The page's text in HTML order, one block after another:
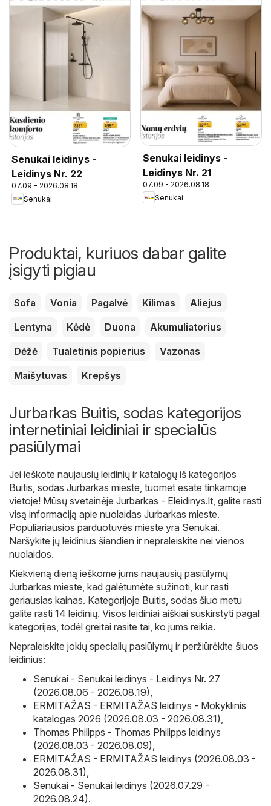
Senukai leidinys -
Leidinys Nr. 22
07.09 - 2026.08.18
Senukai
Senukai leidinys -
Leidinys Nr. 21
07.09 - 2026.08.18
Senukai
Produktai, kuriuos dabar galite
įsigyti pigiau
Sofa Vonia Pagalvė Kilimas
Aliejus
Lentyna
Kėdė Duona
Akumuliatorius
Dėžė
Tualetinis popierius
Vazonas
Maišytuvas
Krepšys
Jurbarkas Buitis, sodas kategorijos
internetiniai leidiniai ir specialūs
pasiūlymai
Jei ieškote naujausių leidinių ir katalogų iš kategorijos
Buitis, sodas Jurbarkas mieste, tuomet esate tinkamoje
vietoje! Mūsų svetainėje Jurbarkas - Eleidinys.lt, galite rasti
visą informaciją apie nuolaidas Jurbarkas mieste.
Populiariausios parduotuvės mieste yra Senukai.
Naršykite jų leidinius šiandien ir nepraleiskite nei vienos
nuolaidos.
Kiekvieną dieną ieškome jums naujausių pasiūlymų
Jurbarkas mieste, kad galėtumėte sužinoti, kur rasti
geriausias kainas. Kategorijoje Buitis, sodas šiuo metu
galite rasti 14 leidinių. Visos leidiniai aiškiai suskirstyti pagal
kategorijas, todėl greitai rasite tai, ko jums reikia.
Nepraleiskite jokių specialių pasiūlymų ir peržiūrėkite šiuos
leidinius:
Senukai - Senukai leidinys - Leidinys Nr. 27
(2026.08.06 - 2026.08.19),
ERMITAŽAS - ERMITAŽAS leidinys - Mokyklinis
katalogas 2026 (2026.08.03 - 2026.08.31),
Thomas Philipps - Thomas Philipps leidinys
(2026.08.03 - 2026.08.09),
ERMITAŽAS - ERMITAŽAS leidinys (2026.08.03 -
2026.08.31),
Senukai - Senukai leidinys (2026.07.29 -
2026.08.24).